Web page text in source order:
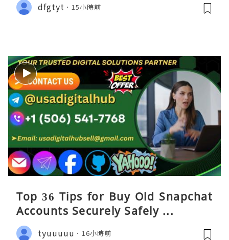
dfgtyt 15小時前
Top 36 Tips for Buy Old Snapchat
Accounts Securely Safely ...
tyuuuuu 16小時前